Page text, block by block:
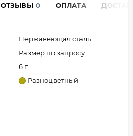
ОТЗЫВЫ 0 ОПЛАТА
Нержавеющая сталь
Размер по запросу
6 г
Разноцветный